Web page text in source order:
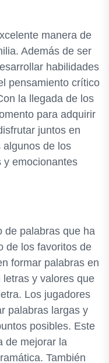
manera de
Además de ser
habilidades
pensamiento crítico
la llegada de los
para adquirir
juntos en
de los
y emocionantes
de palabras que ha
de los favoritos de
formar palabras en
y valores que
Los jugadores
palabras largas y
posibles. Este
de mejorar la
También